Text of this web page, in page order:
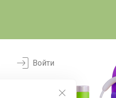
Войти